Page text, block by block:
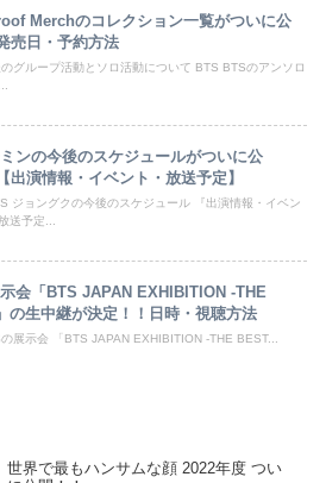
Merchのコレクション一覧がついに公
売日・予約方法
グループ活動とソロ活動について BTS BTSのアンソロ
ンの今後のスケジュールがついに公
出演情報・イベント・放送予定】
ジョングクの今後のスケジュール 『出演情報・イベン
送予定...
会「BTS JAPAN EXHIBITION -THE
の生中継が決定！！日時・視聴方法
展示会 「BTS JAPAN EXHIBITION -THE BEST...
世界で最もハンサムな顔 2022年度 つい